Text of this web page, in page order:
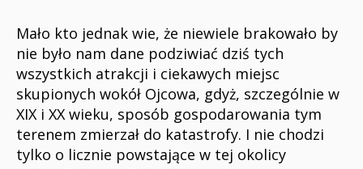
Mało kto jednak wie, że niewiele brakowało by
nie było nam dane podziwiać dziś tych
wszystkich atrakcji i ciekawych miejsc
skupionych wokół Ojcowa, gdyż, szczególnie w
XIX i XX wieku, sposób gospodarowania tym
terenem zmierzał do katastrofy. I nie chodzi
tylko o licznie powstające w tej okolicy